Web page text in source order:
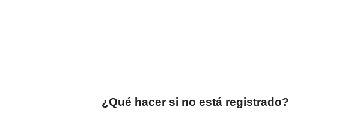
¿Qué hacer si no está registrado?